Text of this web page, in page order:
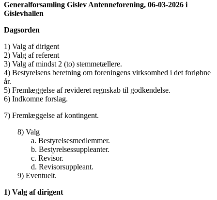
Generalforsamling Gislev Antenneforening, 06-03-2026 i
Gislevhallen
Dagsorden
1) Valg af dirigent
2) Valg af referent
3) Valg af mindst 2 (to) stemmetællere.
4) Bestyrelsens beretning om foreningens virksomhed i det forløbne
år.
5) Fremlæggelse af revideret regnskab til godkendelse.
6) Indkomne forslag.
7) Fremlæggelse af kontingent.
8) Valg
a. Bestyrelsesmedlemmer.
b. Bestyrelsessuppleanter.
c. Revisor.
d. Revisorsuppleant.
9) Eventuelt.
1) Valg af dirigent